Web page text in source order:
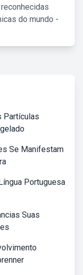
do mundo -
Partículas
Se Manifestam
Portuguesa
Suas